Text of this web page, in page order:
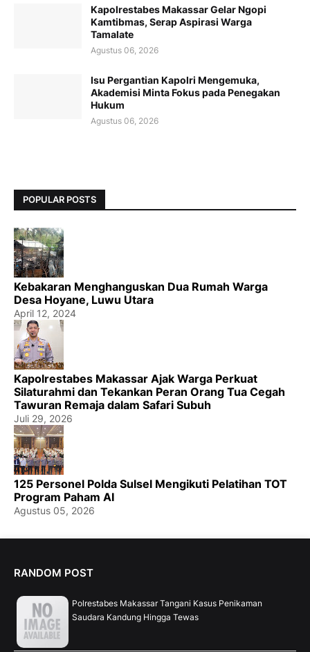
Kapolrestabes Makassar Gelar Ngopi
Kamtibmas, Serap Aspirasi Warga
Tamalate
Agustus 06, 2026
Isu Pergantian Kapolri Mengemuka,
Akademisi Minta Fokus pada Penegakan
Hukum
Agustus 06, 2026
POPULAR POSTS
Kebakaran Menghanguskan Dua Rumah Warga
Desa Hoyane, Luwu Utara
April 12, 2024
Kapolrestabes Makassar Ajak Warga Perkuat
Silaturahmi dan Tekankan Peran Orang Tua Cegah
Tawuran Remaja dalam Safari Subuh
Juli 29, 2026
125 Personel Polda Sulsel Mengikuti Pelatihan TOT
Program Paham AI
Agustus 05, 2026
RANDOM POST
Polrestabes Makassar Tangani Kasus Penikaman
Saudara Kandung Hingga Tewas